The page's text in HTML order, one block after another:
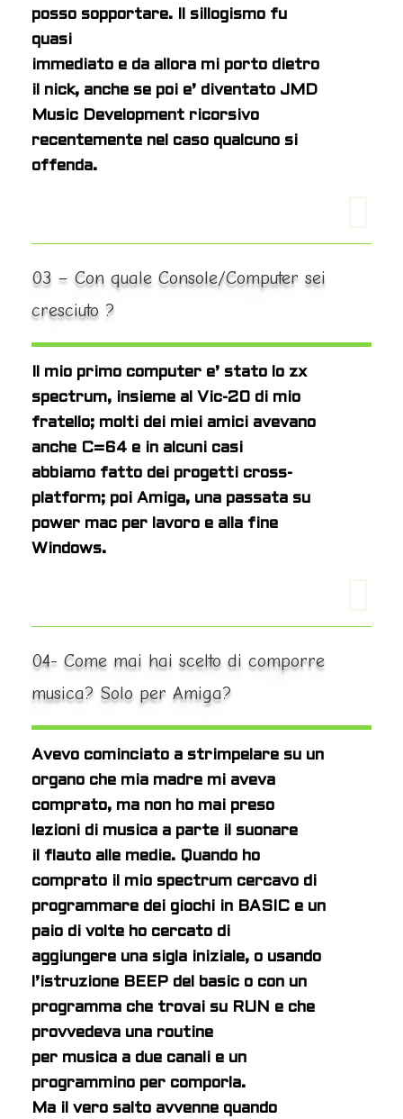
posso sopportare. Il sillogismo fu
quasi
immediato e da allora mi porto dietro
il nick, anche se poi e’ diventato JMD
Music Development ricorsivo
recentemente nel caso qualcuno si
offenda.
03 – Con quale Console/Computer sei
cresciuto ?
Il mio primo computer e’ stato lo zx
spectrum, insieme al Vic-20 di mio
fratello; molti dei miei amici avevano
anche C=64 e in alcuni casi
abbiamo fatto dei progetti cross-
platform; poi Amiga, una passata su
power mac per lavoro e alla fine
Windows.
04- Come mai hai scelto di comporre
musica? Solo per Amiga?
Avevo cominciato a strimpelare su un
organo che mia madre mi aveva
comprato, ma non ho mai preso
lezioni di musica a parte il suonare
il flauto alle medie. Quando ho
comprato il mio spectrum cercavo di
programmare dei giochi in BASIC e un
paio di volte ho cercato di
aggiungere una sigla iniziale, o usando
l’istruzione BEEP del basic o con un
programma che trovai su RUN e che
provvedeva una routine
per musica a due canali e un
programmino per comporla.
Ma il vero salto avvenne quando